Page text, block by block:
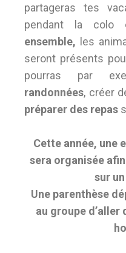
partageras tes
pendant la colo
ensemble,
les
seront présents
pourras par
randonnées, créer
préparer des repas
Cette année, une
sera organisée
sur
Une parenthèse
au groupe d’aller